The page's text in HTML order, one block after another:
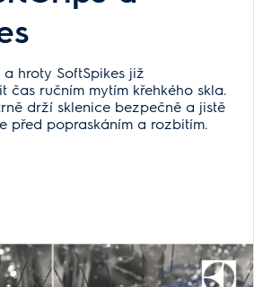
hroty SoftSpikes již
čas ručním mytím křehkého skla.
drží sklenice bezpečně a jistě
před popraskáním a rozbitím.